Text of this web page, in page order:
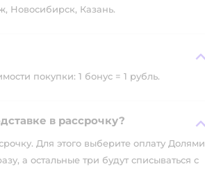
Новосибирск, Казань.
покупки: 1 бонус = 1 рубль.
в рассрочку?
Для этого выберите оплату Долями
а остальные три будут списываться с